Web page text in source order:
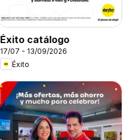
Éxito catálogo
17/07 - 13/09/2026
Éxito